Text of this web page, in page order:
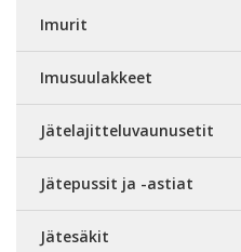
Imurit
Imusuulakkeet
Jätelajitteluvaunusetit
Jätepussit ja -astiat
Jätesäkit